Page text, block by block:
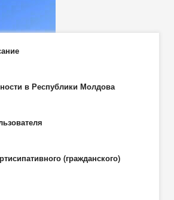
в Республики Молдова
(гражданского)